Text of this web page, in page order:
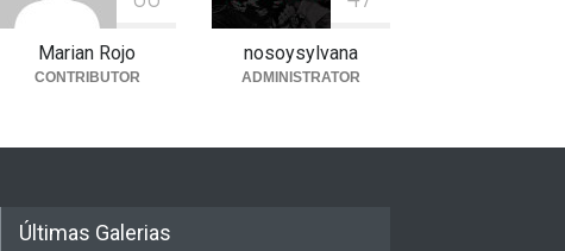
Marian Rojo
CONTRIBUTOR
nosoysylvana
ADMINISTRATOR
Últimas Galerias